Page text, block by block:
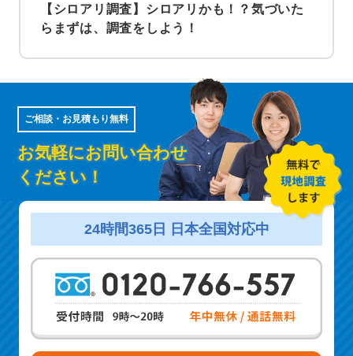
【シロアリ調査】シロアリかも！？気づいた
らまずは、調査をしよう！
ご相談・お見積もり無料
お気軽にお問い合わせ
ください！
24時間365日 日本全国対応中